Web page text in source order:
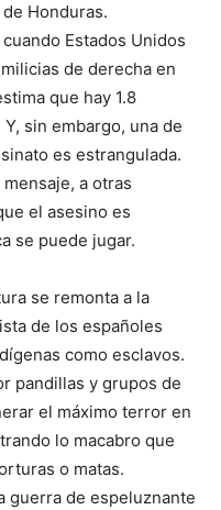
Honduras.
Estados Unidos
de derecha en
que hay 1.8
sin embargo, una de
es estrangulada.
a otras
el asesino es
se puede jugar.
se remonta a la
de los españoles
como esclavos.
pandillas y grupos de
el máximo terror en
lo macabro que
o matas.
guerra de espeluznante